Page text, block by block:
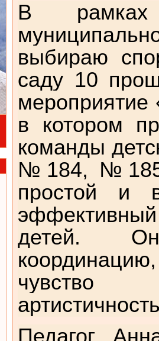
В рамках
выбираю
саду 10
мероприятие
в котором
команды
№184,
простой и
детей. Он
координацию,
Педагог